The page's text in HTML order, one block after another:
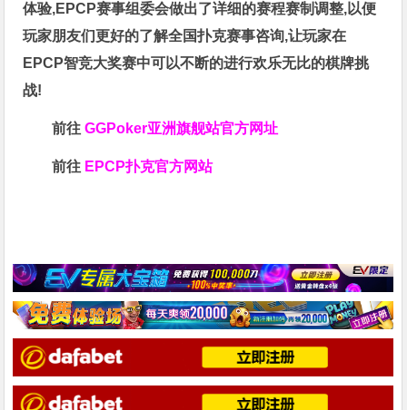
体验,EPCP赛事组委会做出了详细的赛程赛制调整,以便
玩家朋友们更好的了解全国扑克赛事咨询,让玩家在
EPCP智竞大奖赛中可以不断的进行欢乐无比的棋牌挑
战!
前往GGPoker亚洲旗舰站官方网址
前往 EPCP扑克官方网站